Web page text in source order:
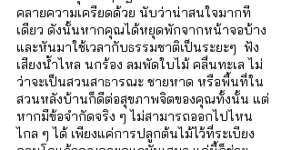
คลายความเครียดด้วย นับว่าน่าสนใจมากที
เดียว ดังนั้นหากคุณได้หยุดพักจากหน้าจอบ้าง
และหันมาใช้เวลากับธรรมชาติเป็นระยะๆ  ฟัง
เสียงน้ำไหล นกร้อง ลมพัดใบไม้ คลื่นทะเล ไม่
ว่าจะเป็นสวนสาธารณะ ชายหาด หรือพื้นที่ใน
สวนหลังบ้านก็ดีต่อสุขภาพจิตของคุณทั้งนั้น แต่
หากมีข้อจำกัดจริง ๆ ไม่สามารถออกไปไหน
ไกล ๆ ได้ เพียงแค่การปลูกต้นไม้ไว้ที่ระเบียง